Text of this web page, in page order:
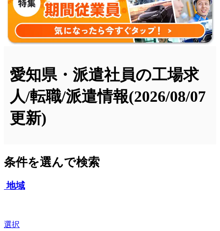
愛知県・派遣社員の工場求
人/転職/派遣情報(2026/08/07
更新)
条件を選んで検索
地域
選択